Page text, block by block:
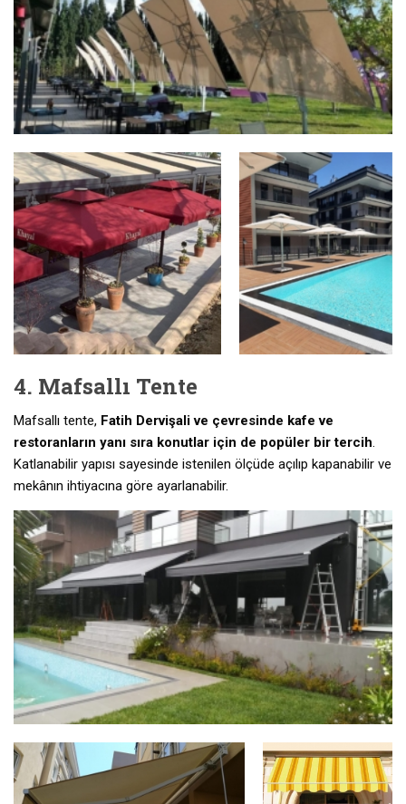
4. Mafsallı Tente
Mafsallı tente, Fatih Dervişali ve çevresinde kafe ve
restoranların yanı sıra konutlar için de popüler bir tercih.
Katlanabilir yapısı sayesinde istenilen ölçüde açılıp kapanabilir ve
mekânın ihtiyacına göre ayarlanabilir.